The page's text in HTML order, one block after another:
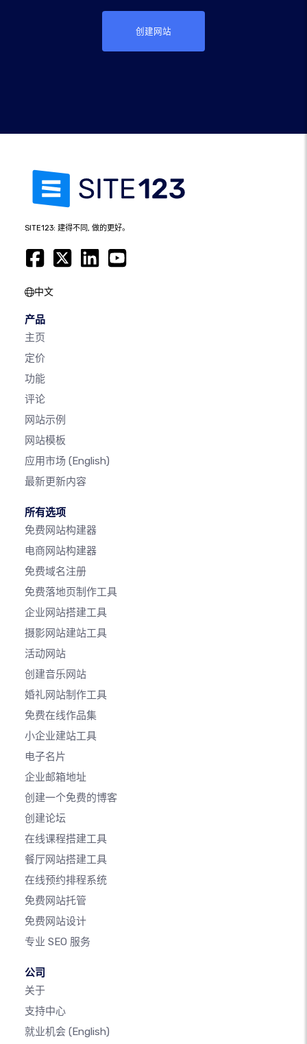
创建网站
SITE123: 建得不同, 做的更好。
中文
产品
主页
定价
功能
评论
网站示例
网站模板
应用市场 (English)
最新更新内容
所有选项
免费网站构建器
电商网站构建器
免费域名注册
免费落地页制作工具
企业网站搭建工具
摄影网站建站工具
活动网站
创建音乐网站
婚礼网站制作工具
免费在线作品集
小企业建站工具
电子名片
企业邮箱地址
创建一个免费的博客
创建论坛
在线课程搭建工具
餐厅网站搭建工具
在线预约排程系统
免费网站托管
免费网站设计
专业 SEO 服务
公司
关于
支持中心
就业机会 (English)